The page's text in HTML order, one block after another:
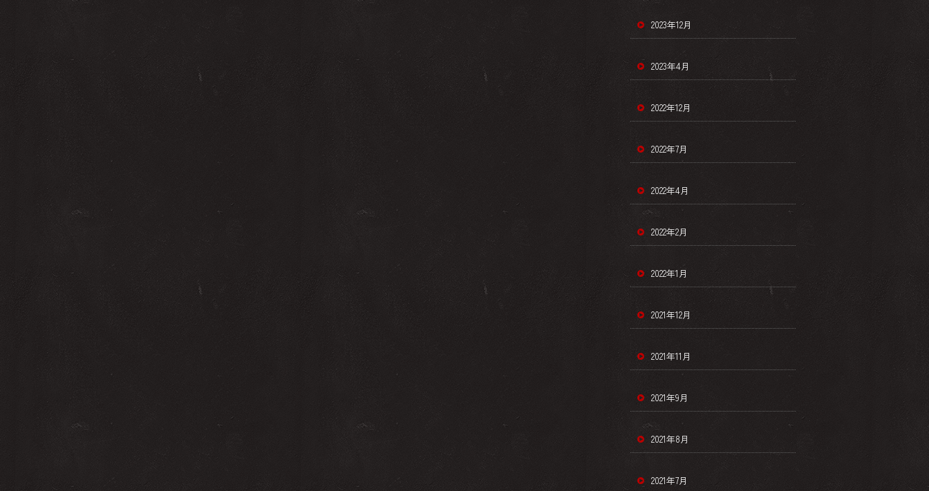
2023年12月
2023年4月
2022年12月
2022年7月
2022年4月
2022年2月
2022年1月
2021年12月
2021年11月
2021年9月
2021年8月
2021年7月